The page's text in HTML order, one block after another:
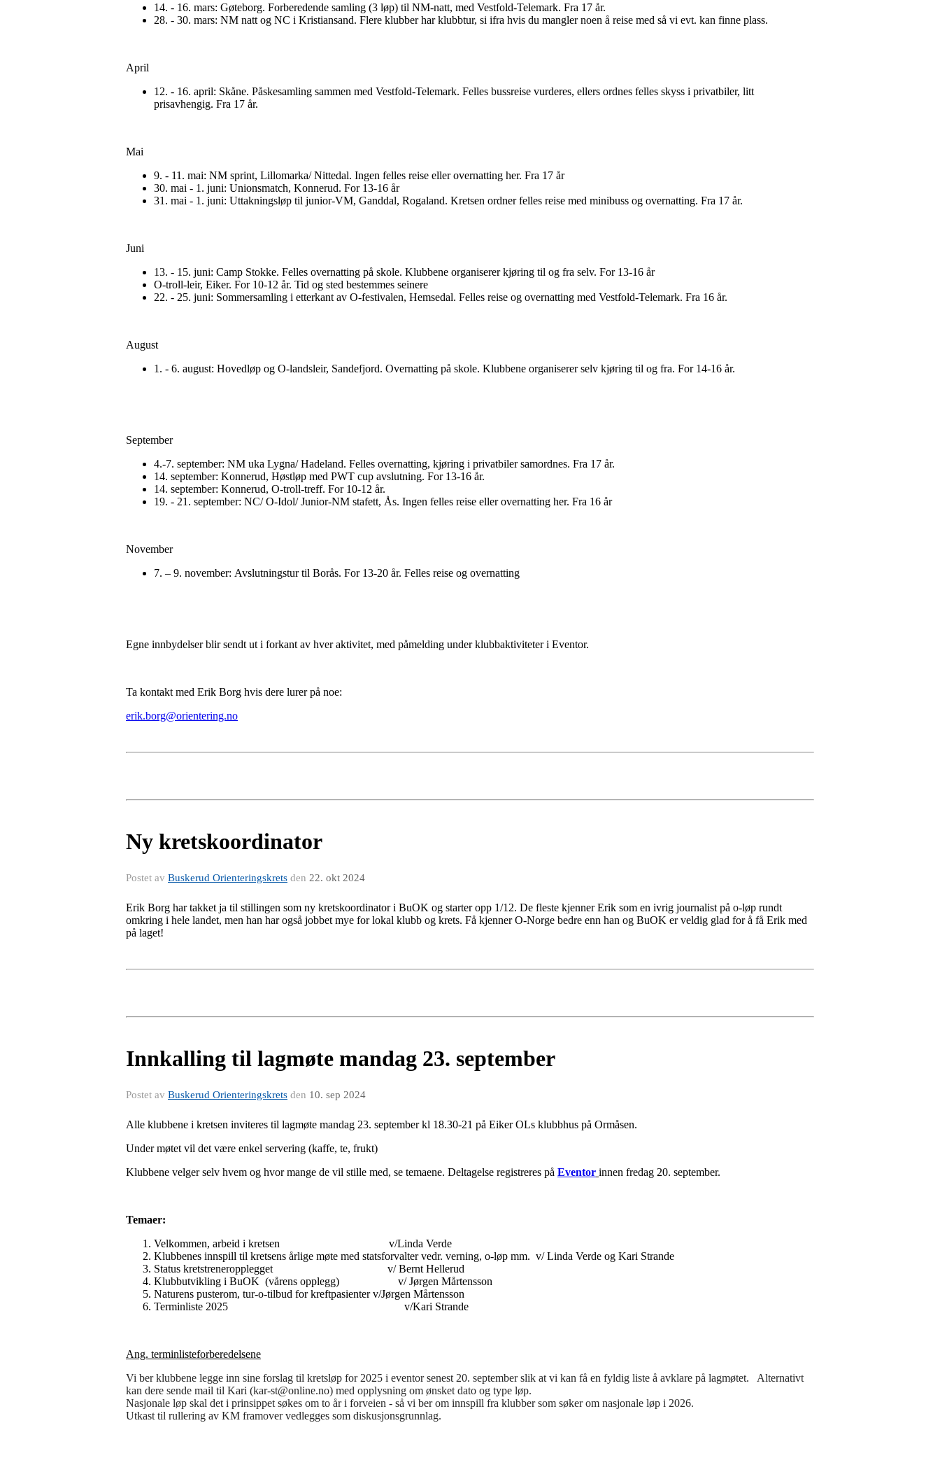
14. - 16. mars: Gøteborg. Forberedende samling (3 løp) til NM-natt, med Vestfold-Telemark. Fra 17 år.
28. - 30. mars: NM natt og NC i Kristiansand. Flere klubber har klubbtur, si ifra hvis du mangler noen å reise med så vi evt. kan finne plass.
April
12. - 16. april: Skåne. Påskesamling sammen med Vestfold-Telemark. Felles bussreise vurderes, ellers ordnes felles skyss i privatbiler, litt
prisavhengig. Fra 17 år.
Mai
9. - 11. mai: NM sprint, Lillomarka/ Nittedal. Ingen felles reise eller overnatting her. Fra 17 år
30. mai - 1. juni: Unionsmatch, Konnerud. For 13-16 år
31. mai - 1. juni: Uttakningsløp til junior-VM, Ganddal, Rogaland. Kretsen ordner felles reise med minibuss og overnatting. Fra 17 år.
Juni
13. - 15. juni: Camp Stokke. Felles overnatting på skole. Klubbene organiserer kjøring til og fra selv. For 13-16 år
O-troll-leir, Eiker. For 10-12 år. Tid og sted bestemmes seinere
22. - 25. juni: Sommersamling i etterkant av O-festivalen, Hemsedal. Felles reise og overnatting med Vestfold-Telemark. Fra 16 år.
August
1. - 6. august: Hovedløp og O-landsleir, Sandefjord. Overnatting på skole. Klubbene organiserer selv kjøring til og fra. For 14-16 år.
September
4.-7. september: NM uka Lygna/ Hadeland. Felles overnatting, kjøring i privatbiler samordnes. Fra 17 år.
14. september: Konnerud, Høstløp med PWT cup avslutning. For 13-16 år.
14. september: Konnerud, O-troll-treff. For 10-12 år.
19. - 21. september: NC/ O-Idol/ Junior-NM stafett, Ås. Ingen felles reise eller overnatting her. Fra 16 år
November
7. – 9. november: Avslutningstur til Borås. For 13-20 år. Felles reise og overnatting
Egne innbydelser blir sendt ut i forkant av hver aktivitet, med påmelding under klubbaktiviteter i Eventor.
Ta kontakt med Erik Borg hvis dere lurer på noe:
erik.borg@orientering.no
Ny kretskoordinator
Postet av Buskerud Orienteringskrets den 22. okt 2024
Erik Borg har takket ja til stillingen som ny kretskoordinator i BuOK og starter opp 1/12. De fleste kjenner Erik som en ivrig journalist på o-løp rundt
omkring i hele landet, men han har også jobbet mye for lokal klubb og krets. Få kjenner O-Norge bedre enn han og BuOK er veldig glad for å få Erik med
på laget!
Innkalling til lagmøte mandag 23. september
Postet av Buskerud Orienteringskrets den 10. sep 2024
Alle klubbene i kretsen inviteres til lagmøte mandag 23. september kl 18.30-21 på Eiker OLs klubbhus på Ormåsen.
Under møtet vil det være enkel servering (kaffe, te, frukt)
Klubbene velger selv hvem og hvor mange de vil stille med, se temaene. Deltagelse registreres på Eventor innen fredag 20. september.
Temaer:
Velkommen, arbeid i kretsen v/Linda Verde
Klubbenes innspill til kretsens årlige møte med statsforvalter vedr. verning, o-løp mm. v/ Linda Verde og Kari Strande
Status kretstreneropplegget v/ Bernt Hellerud
Klubbutvikling i BuOK (vårens opplegg) v/ Jørgen Mårtensson
Naturens pusterom, tur-o-tilbud for kreftpasienter v/Jørgen Mårtensson
Terminliste 2025 v/Kari Strande
Ang. terminlisteforberedelsene
Vi ber klubbene legge inn sine forslag til kretsløp for 2025 i eventor senest 20. september slik at vi kan få en fyldig liste å avklare på lagmøtet. Alternativt
kan dere sende mail til Kari (kar-st@online.no) med opplysning om ønsket dato og type løp.
Nasjonale løp skal det i prinsippet søkes om to år i forveien - så vi ber om innspill fra klubber som søker om nasjonale løp i 2026.
Utkast til rullering av KM framover vedlegges som diskusjonsgrunnlag.